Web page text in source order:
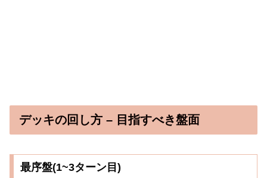
デッキの回し方 – 目指すべき盤面
最序盤(1~3ターン目)